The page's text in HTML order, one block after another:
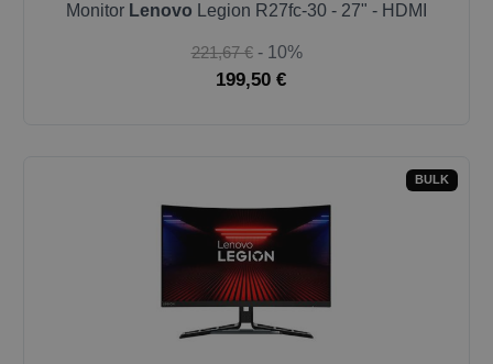
Monitor Lenovo Legion R27fc-30 - 27" - HDMI
221,67 € - 10%
199,50 €
BULK